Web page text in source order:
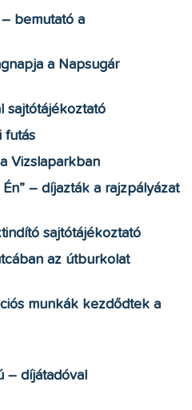
bemutató a
a Napsugár
sajtótájékoztató
futás
Vizslaparkban
Én” – díjazták a rajzpályázat
sajtótájékoztató
az útburkolat
munkák kezdődtek a
– díjátadóval